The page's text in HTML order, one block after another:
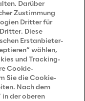
Darüber
Zustimmung
Dritter für
Diese
Erstanbieter-
wählen,
und Tracking-
Cookie-
Sie die Cookie-
Nach dem
in der oberen